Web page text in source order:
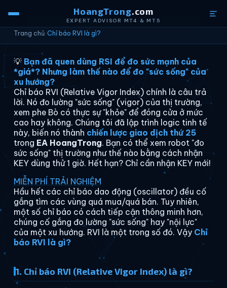
HoangTrong.com
EXPERT ADVISOR MT4 & MT5
Trang chủ›Chỉ báo RVI là gì?
💡 Bạn đã quen dùng RSI để đo sức mạnh của
*giá*? Nhưng làm thế nào để đo "sức sống" của
xu hướng?
Chỉ báo RVI (Relative Vigor Index) chính là câu trả
lời. Nó đo lường "sức sống" (vigor) của thị trường,
xem phe Bò có thực sự "khỏe" để đóng cửa ở mức
cao hay không. Chúng tôi đã lập trình logic tinh tế
này, biến nó thành chiến lược giao dịch thứ 25
trong EA HoangTrong. Bạn có thể xem robot "đo
sức sống" thị trường như thế nào bằng cách nhận
KEY dùng thử 1 giờ. Hết hạn? Chỉ cần nhận KEY mới!
MIỄN PHÍ TRẢI NGHIỆM
Hầu hết các chỉ báo dao động (oscillator) đều cố
gắng tìm các vùng quá mua/quá bán. Tuy nhiên,
một số chỉ báo có cách tiếp cận thông minh hơn,
chúng cố gắng đo lường "sức sống" hay "nội lực"
của một xu hướng. RVI là một trong số đó. Vậy Chỉ
báo RVI là gì?
1. Chỉ báo RVI (Relative Vigor Index) là gì?